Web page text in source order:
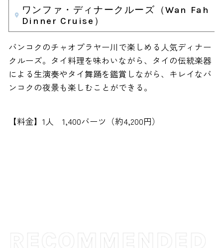
ワンファ・ディナークルーズ（Wan Fah
Dinner Cruise）
バンコクのチャオプラヤー川で楽しめる人気ディナー
クルーズ。タイ料理を味わいながら、タイの伝統楽器
による生演奏やタイ舞踊を鑑賞しながら、キレイなバ
ンコクの夜景も楽しむことができる。
【料金】1人 1,400バーツ（約4,200円）